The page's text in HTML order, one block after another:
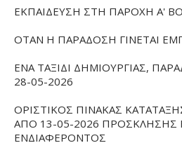
ΕΚΠΑΙΔΕΥΣΗ ΣΤΗ ΠΑΡΟΧΗ Α'
ΟΤΑΝ Η ΠΑΡΑΔΟΣΗ ΓΙΝΕΤΑΙ
ΕΝΑ ΤΑΞΙΔΙ ΔΗΜΙΟΥΡΓΙΑΣ,
28-05-2026
ΟΡΙΣΤΙΚΟΣ ΠΙΝΑΚΑΣ
ΑΠΟ 13-05-2026 ΠΡΟΣΚΛΗΣΗΣ
ΕΝΔΙΑΦΕΡΟΝΤΟΣ